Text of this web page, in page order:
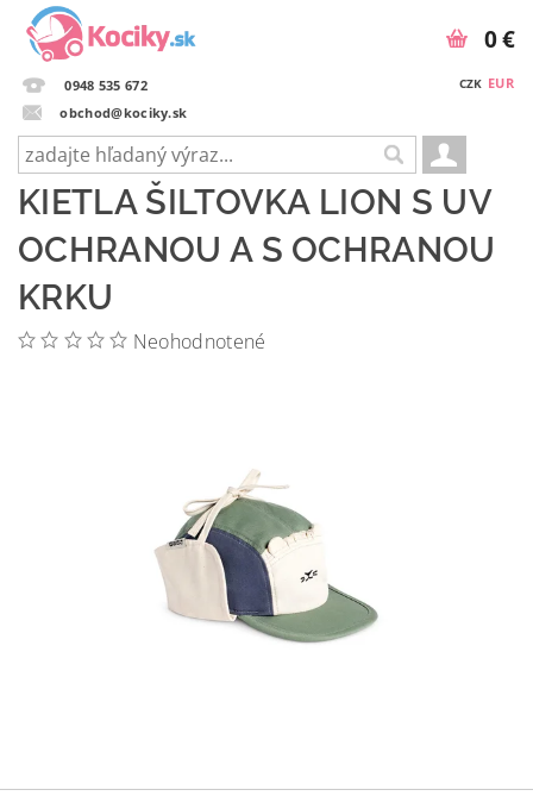
0948 535 672
obchod@kociky.sk
CZK EUR
0 €
KIETLA ŠILTOVKA LION S UV
OCHRANOU A S OCHRANOU
KRKU
Neohodnotené